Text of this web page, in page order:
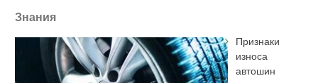
Знания
Признаки
износа
автошин